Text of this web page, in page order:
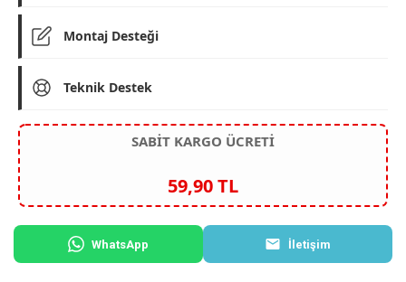
Montaj Desteği
Teknik Destek
SABİT KARGO ÜCRETİ
59,90 TL
WhatsApp İletişim